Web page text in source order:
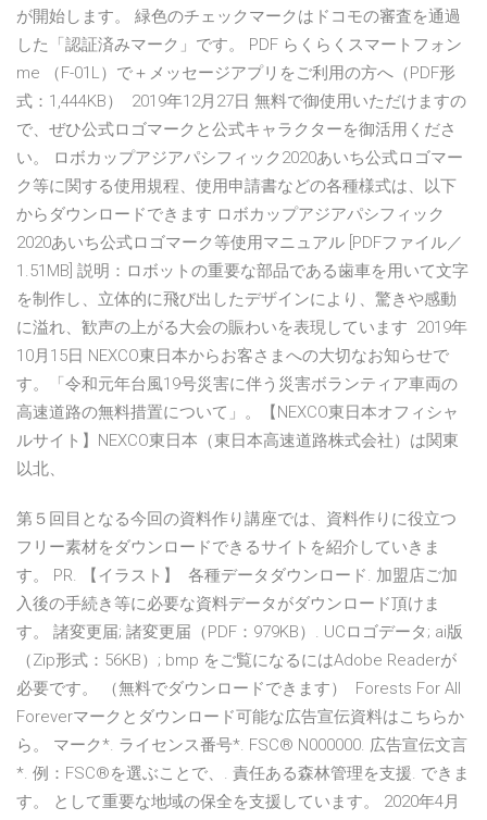
が開始します。 緑色のチェックマークはドコモの審査を通過
した「認証済みマーク」です。 PDF らくらくスマートフォン
me （F-01L）で＋メッセージアプリをご利用の方へ（PDF形
式：1,444KB） 2019年12月27日 無料で御使用いただけますの
で、ぜひ公式ロゴマークと公式キャラクターを御活用くださ
い。 ロボカップアジアパシフィック2020あいち公式ロゴマー
ク等に関する使用規程、使用申請書などの各種様式は、以下
からダウンロードできます ロボカップアジアパシフィック
2020あいち公式ロゴマーク等使用マニュアル [PDFファイル／
1.51MB] 説明：ロボットの重要な部品である歯車を用いて文字
を制作し、立体的に飛び出したデザインにより、驚きや感動
に溢れ、歓声の上がる大会の賑わいを表現しています 2019年
10月15日 NEXCO東日本からお客さまへの大切なお知らせで
す。「令和元年台風19号災害に伴う災害ボランティア車両の
高速道路の無料措置について」。【NEXCO東日本オフィシャ
ルサイト】NEXCO東日本（東日本高速道路株式会社）は関東
以北、
第５回目となる今回の資料作り講座では、資料作りに役立つ
フリー素材をダウンロードできるサイトを紹介していきま
す。 PR. 【イラスト】 各種データダウンロード. 加盟店ご加
入後の手続き等に必要な資料データがダウンロード頂けま
す。 諸変更届; 諸変更届（PDF：979KB）. UCロゴデータ; ai版
（Zip形式：56KB）; bmp をご覧になるにはAdobe Readerが
必要です。 （無料でダウンロードできます） Forests For All
Foreverマークとダウンロード可能な広告宣伝資料はこちらか
ら。 マーク*. ライセンス番号*. FSC® N000000. 広告宣伝文言
*. 例：FSC®を選ぶことで、. 責任ある森林管理を支援. できま
す。 として重要な地域の保全を支援しています。 2020年4月